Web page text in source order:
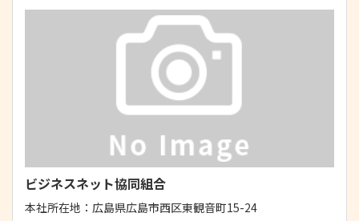
ビジネスネット協同組合
本社所在地： 広島県広島市西区東観音町15-24